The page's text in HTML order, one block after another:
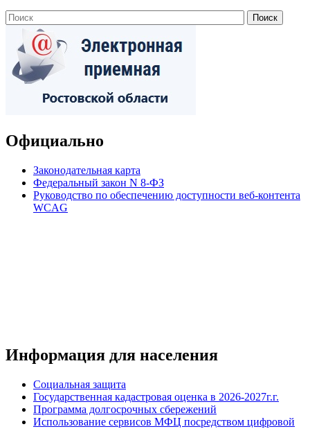
Официально
Законодательная карта
Федеральный закон N 8-ФЗ
Руководство по обеспечению доступности веб-контента
WCAG
Информация для населения
Социальная защита
Государственная кадастровая оценка в 2026-2027г.г.
Программа долгосрочных сбережений
Использование сервисов МФЦ посредством цифровой